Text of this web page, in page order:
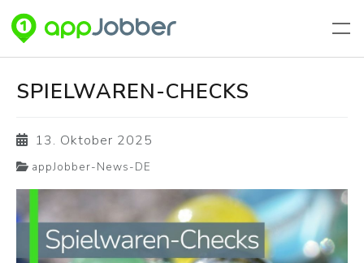
SPIELWAREN-CHECKS
13. Oktober 2025
appJobber-News-DE